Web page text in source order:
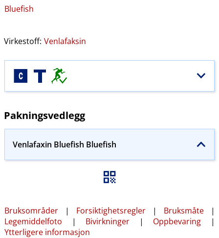
Bluefish
Virkestoff: Venlafaksin
Pakningsvedlegg
Venlafaxin Bluefish Bluefish
Bruksområder | Forsiktighetsregler | Bruksmåte |
Legemiddelfoto | Bivirkninger | Oppbevaring |
Ytterligere informasjon